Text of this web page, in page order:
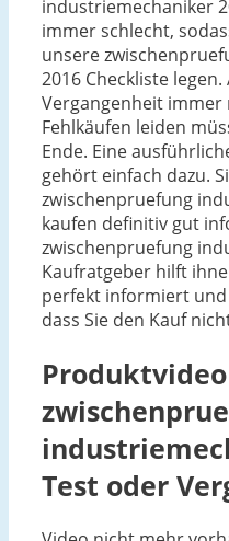
industriemechaniker
immer schlecht,
unsere
2016 Checkliste
Vergangenheit
Fehlkäufen leiden
Ende. Eine
gehört einfach dazu.
zwischenpruefung
kaufen definitiv gut
zwischenpruefung
Kaufratgeber hilft
perfekt informiert
dass Sie den Kauf
Test oder